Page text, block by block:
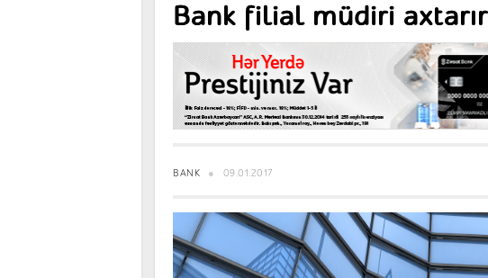
Bank filial müdiri axtarır
BANK 09.01.2017